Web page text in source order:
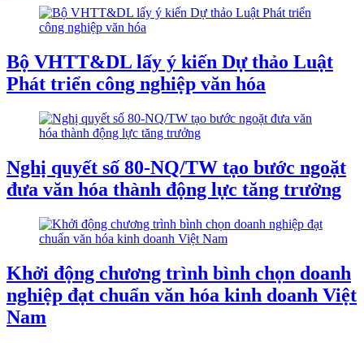
Bộ VHTT&DL lấy ý kiến Dự thảo Luật
Phát triển công nghiệp văn hóa
Nghị quyết số 80-NQ/TW tạo bước ngoặt
đưa văn hóa thành động lực tăng trưởng
Khởi động chương trình bình chọn doanh
nghiệp đạt chuẩn văn hóa kinh doanh Việt
Nam